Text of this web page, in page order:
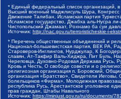
* Единый федеральный список организаций,
Высший военный Маджлисуль Шура, Конгресс
Движение Талибан, Исламская партия
Исламское государство, Джабха аль-Нусра
Чистопольский Джамаат, Рохнамо ба суи
Источник: http://nac.gov.ru/terroristicheskie-i-
* Перечень общественных объединений и
Национал-большевистская партия, ВЕК РА,
Староверов-Инглингов, Нурджулар, К
славян, Ат-Такфир Валь-Хиджра, Пит Буль,
Череповца, Духовно-Родовая Держава Русь,
Кровь и Честь, О свободе совести и о
религиозная организация п. Боровский,
организация «Братство», Свидетели
болельщиков «Фирма», Молодежная
республика Русь, Арестантское уголовное
прав граждан, Штабы Навального
Источник: https://minjust.gov.ru/ru/documents/